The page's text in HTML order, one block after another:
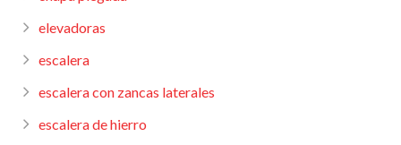
elevadoras
escalera
escalera con zancas laterales
escalera de hierro